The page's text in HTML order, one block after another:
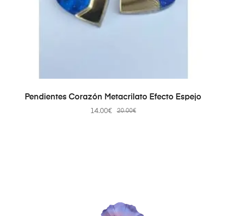
AÑADIR AL CARRITO
Pendientes Corazón Metacrilato Efecto Espejo
20.00€
14.00€